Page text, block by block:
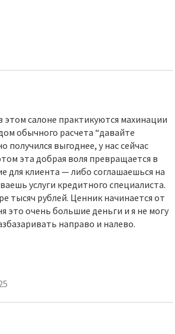
салоне практикуются махинации
обычного расчета “давайте
выгоднее, у нас сейчас
эта добрая воля превращается в
для клиента — либо соглашаешься на
услуги кредитного специалиста.
тысяч рублей. Ценник начинается от
это очень большие деньги и я не могу
направо и налево.